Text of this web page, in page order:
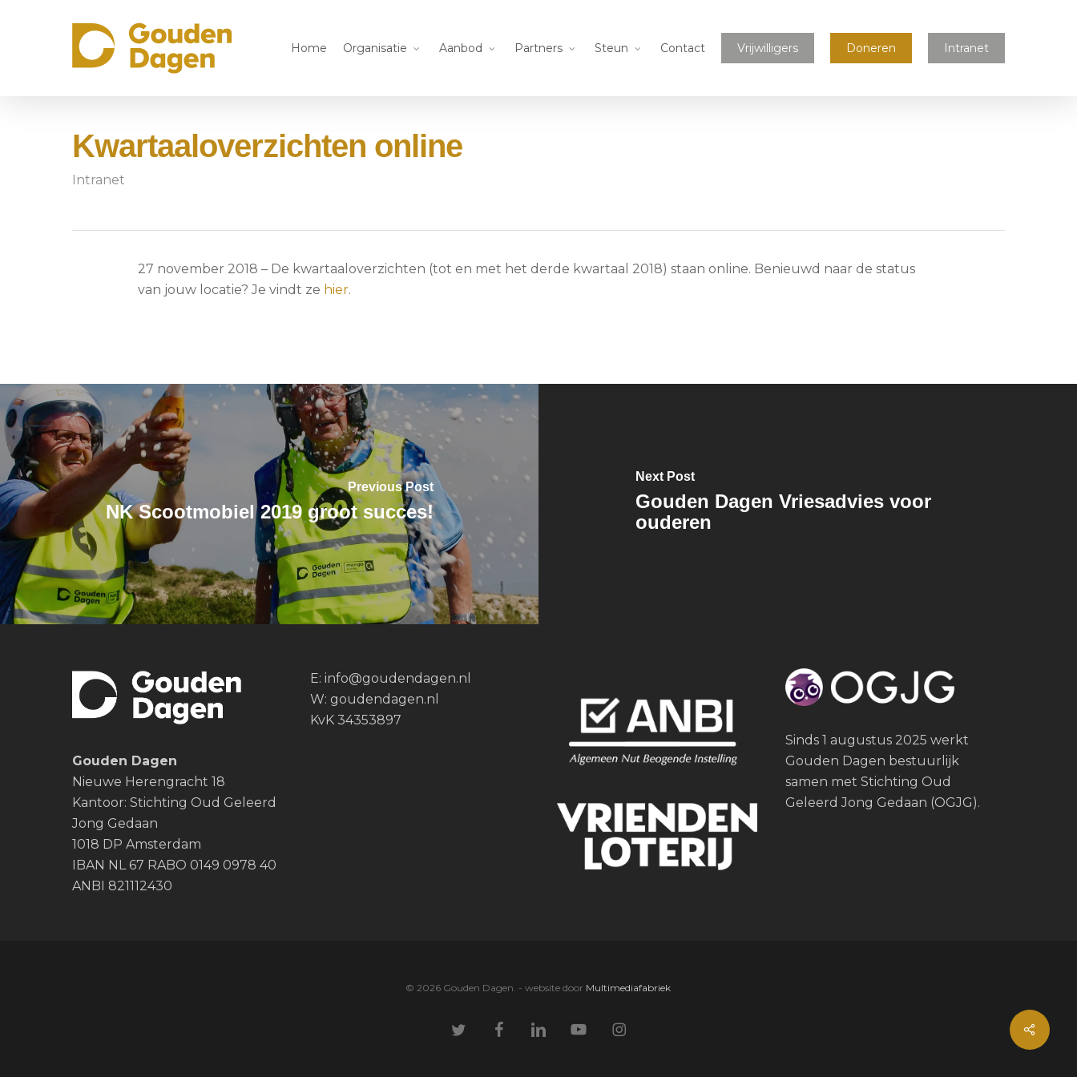
Home Organisatie Aanbod Partners Steun Contact Vrijwilligers Doneren Intranet
Kwartaaloverzichten online
Intranet
27 november 2018 – De kwartaaloverzichten (tot en met het derde kwartaal 2018) staan online. Benieuwd naar de status
van jouw locatie? Je vindt ze hier.
Previous Post
NK Scootmobiel 2019 groot succes!
Next Post
Gouden Dagen Vriesadvies voor
ouderen
Share
Gouden Dagen
Nieuwe Herengracht 18
Kantoor: Stichting Oud Geleerd
Jong Gedaan
1018 DP Amsterdam
IBAN NL 67 RABO 0149 0978 40
ANBI 821112430
E: info@goudendagen.nl
W: goudendagen.nl
KvK 34353897
Sinds 1 augustus 2025 werkt
Gouden Dagen bestuurlijk
samen met Stichting Oud
Geleerd Jong Gedaan (OGJG).
© 2026 Gouden Dagen. - website door Multimediafabriek
twitter facebooklinkedin youtube instagram